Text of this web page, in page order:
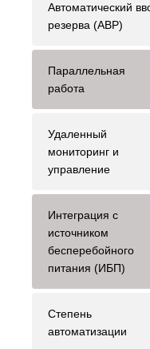
Автоматический
резерва (АВР)
Параллельная
работа
Удаленный
мониторинг и
управление
Интеграция с
источником
бесперебойного
питания (ИБП)
Степень
автоматизации